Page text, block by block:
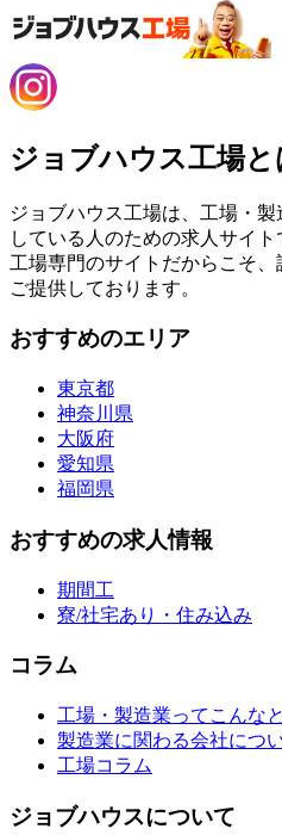
ジョブハウス工場と
ジョブハウス工場は、工場・
している人のための求人サイト
工場専門のサイトだからこそ
ご提供しております。
おすすめのエリア
東京都
神奈川県
大阪府
愛知県
福岡県
おすすめの求人情報
期間工
寮/社宅あり・住み込み
コラム
工場・製造業ってこんな
製造業に関わる会社につ
工場コラム
ジョブハウスについて